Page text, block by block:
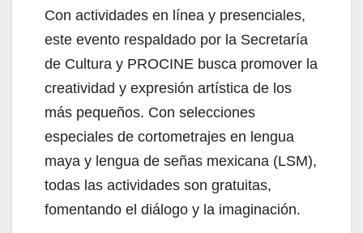
Con actividades en línea y presenciales,
este evento respaldado por la Secretaría
de Cultura y PROCINE busca promover la
creatividad y expresión artística de los
más pequeños. Con selecciones
especiales de cortometrajes en lengua
maya y lengua de señas mexicana (LSM),
todas las actividades son gratuitas,
fomentando el diálogo y la imaginación.